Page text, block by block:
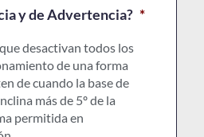
y de Advertencia? *
desactivan todos los
de una forma
de cuando la base de
más de 5º de la
permitida en